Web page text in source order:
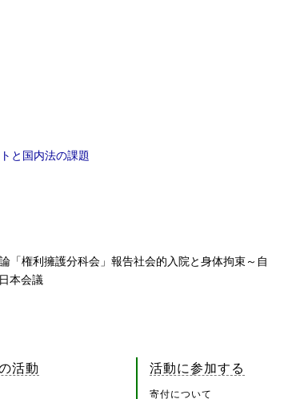
と国内法の課題
「権利擁護分科会」報告社会的入院と身体拘束～自
本会議
活動 活動に参加する
寄付について